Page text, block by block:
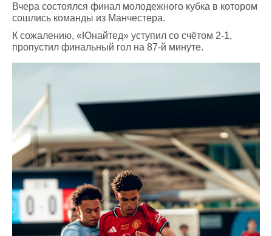
Вчера состоялся финал молодежного кубка в котором
сошлись команды из Манчестера.
К сожалению, «Юнайтед» уступил со счётом 2-1,
пропустил финальный гол на 87-й минуте.